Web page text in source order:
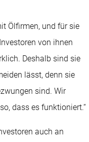
Ölfirmen, und für sie
von ihnen
Deshalb sind sie
lässt, denn sie
sind. Wir
dass es funktioniert.“
auch an